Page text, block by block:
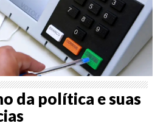
da política e suas